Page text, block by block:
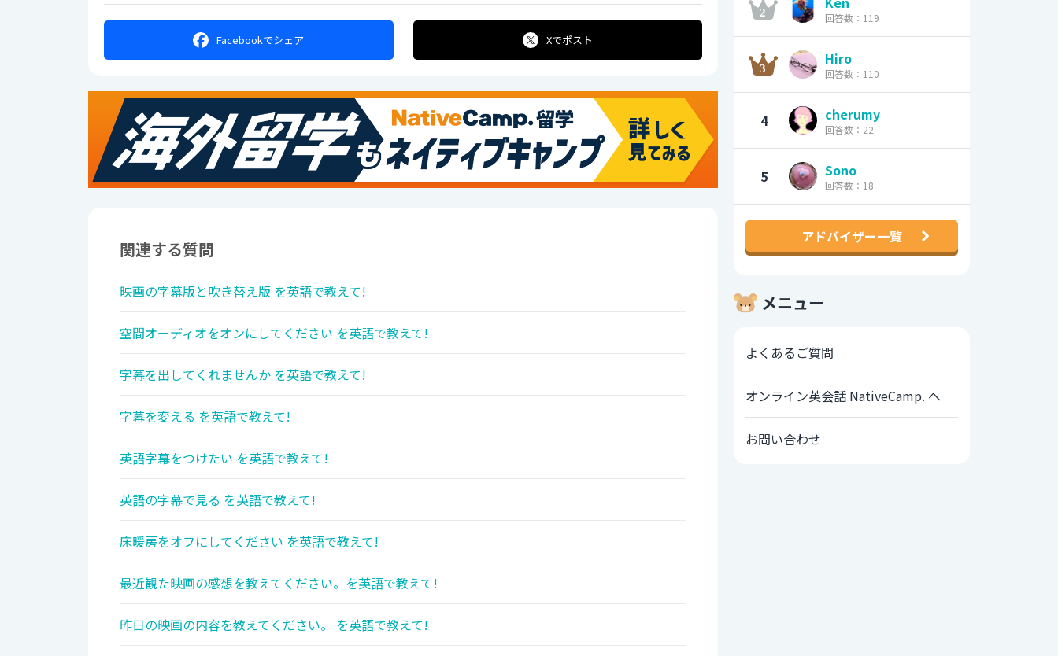
Facebookでシェア Xでポスト
関連する質問
映画の字幕版と吹き替え版 を英語で教えて!
空間オーディオをオンにしてください を英語で教えて!
字幕を出してくれませんか を英語で教えて!
字幕を変える を英語で教えて!
英語字幕をつけたい を英語で教えて!
英語の字幕で見る を英語で教えて!
床暖房をオフにしてください を英語で教えて!
最近観た映画の感想を教えてください。を英語で教えて!
昨日の映画の内容を教えてください。 を英語で教えて!
回答数：119
Hiro
回答数：110
4 cherumy
回答数：22
5 Sono
回答数：18
アドバイザー一覧
メニュー
よくあるご質問
オンライン英会話 NativeCamp. へ
お問い合わせ